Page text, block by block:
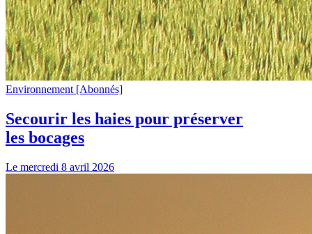
Environnement [Abonnés]
Secourir les haies pour préserver
les bocages
Le mercredi 8 avril 2026